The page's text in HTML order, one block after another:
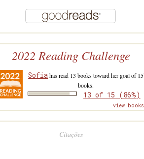
2022 Reading Challenge
Sofiahas read 13 books toward her goal of 15
books.
13 of 15 (86%)
view books
Citações